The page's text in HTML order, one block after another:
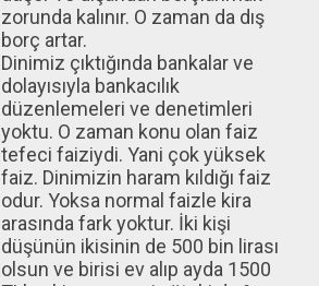
zorunda kalınır. O zaman da dış
borç artar.
Dinimiz çıktığında bankalar ve
dolayısıyla bankacılık
düzenlemeleri ve denetimleri
yoktu. O zaman konu olan faiz
tefeci faiziydi. Yani çok yüksek
faiz. Dinimizin haram kıldığı faiz
odur. Yoksa normal faizle kira
arasında fark yoktur. İki kişi
düşünün ikisinin de 500 bin lirası
olsun ve birisi ev alıp ayda 1500